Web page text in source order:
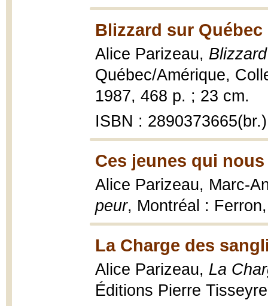
Blizzard sur Québec
Alice Parizeau,
Québec/Amérique,
1987, 468 p. ; 23 cm.
ISBN : 2890373665(br.)
Ces jeunes qui
Alice Parizeau, Marc-
peur, Montréal :
La Charge des
Alice Parizeau, La
Éditions Pierre